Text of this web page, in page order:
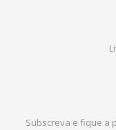
Subscreva e fique a